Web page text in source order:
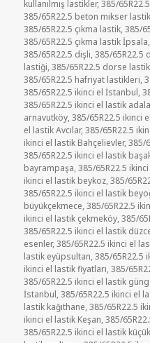
kullanılmış lastikler,385/
385/65R22.5 beton mikser
385/65R22.5 çıkma lastik,385/
385/65R22.5 çıkma lastik İpsala
385/65R22.5 dişli,385/65R22.5
lastiği,385/65R22.5 dorse
385/65R22.5 hafriyat lastikleri,
385/65R22.5 ikinci el İstanbul,
385/65R22.5 ikinci el lastik
arnavutköy,385/65R22.5 ikinci
el lastik Avcılar,385/65R22.5
ikinci el lastik Bahçelievler,385/
385/65R22.5 ikinci el lastik
bayrampaşa,385/65R22.5
ikinci el lastik beykoz,385/
385/65R22.5 ikinci el lastik
büyükçekmece,385/65R22.5
ikinci el lastik çekmeköy,385/
385/65R22.5 ikinci el lastik
esenler,385/65R22.5 ikinci el
lastik eyüpsultan,385/65R22.5
ikinci el lastik fiyatları,385/
385/65R22.5 ikinci el lastik
İstanbul,385/65R22.5 ikinci el
lastik kağıthane,385/65R22.5
ikinci el lastik Keşan,385/
385/65R22.5 ikinci el lastik